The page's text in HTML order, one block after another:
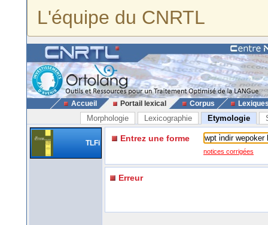
L'équipe du CNRTL
Accueil Portail lexical Corpus
Morphologie Lexicographie Etymologie
TLFi Entrez une forme
notices corrigées
Erreur